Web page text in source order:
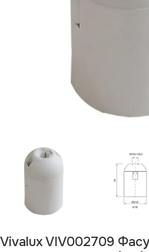
Vivalux VIV002709